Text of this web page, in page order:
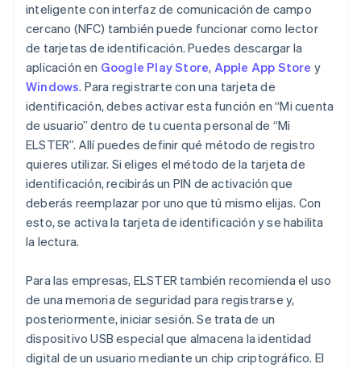
inteligente con interfaz de comunicación de campo
cercano (NFC) también puede funcionar como lector
de tarjetas de identificación. Puedes descargar la
aplicación en Google Play Store, Apple App Store y
Windows. Para registrarte con una tarjeta de
identificación, debes activar esta función en “Mi cuenta
de usuario” dentro de tu cuenta personal de “Mi
ELSTER”. Allí puedes definir qué método de registro
quieres utilizar. Si eliges el método de la tarjeta de
identificación, recibirás un PIN de activación que
deberás reemplazar por uno que tú mismo elijas. Con
esto, se activa la tarjeta de identificación y se habilita
la lectura.
Para las empresas, ELSTER también recomienda el uso
de una memoria de seguridad para registrarse y,
posteriormente, iniciar sesión. Se trata de un
dispositivo USB especial que almacena la identidad
digital de un usuario mediante un chip criptográfico. El